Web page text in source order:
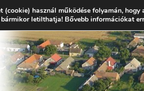
+36 (72) 451 110
(cookie) használ működése folyamán,
letilthatja! Bővebb információkat